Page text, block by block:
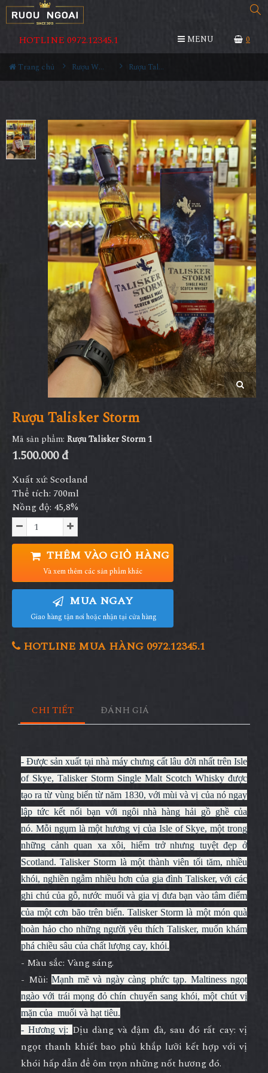
0
HOTLINE 0972.12345.1 MENU
Trang chủ Rượu Whisky Rượu Talisker Storm
Rượu Talisker Storm
Mã sản phẩm: Rượu Talisker Storm 1
1.500.000 đ
Xuất xứ: Scotland
Thể tích: 700ml
Nồng độ: 45,8%
THÊM VÀO GIỎ HÀNG
Và xem thêm các sản phẩm khác
MUA NGAY
Giao hàng tận nơi hoặc nhận tại cửa hàng
HOTLINE MUA HÀNG 0972.12345.1
CHI TIẾT ĐÁNH GIÁ
- Được sản xuất tại nhà máy chưng cất lâu đời nhất trên Isle
of Skye, Talisker Storm Single Malt Scotch Whisky được
tạo ra từ vùng biển từ năm 1830, với mùi và vị của nó ngay
lập tức kết nối bạn với ngôi nhà hàng hải gồ ghề của
nó. Mỗi ngụm là một hương vị của Isle of Skye, một trong
những cảnh quan xa xôi, hiểm trở nhưng tuyệt đẹp ở
Scotland.Talisker Storm là một thành viên tối tăm, nhiều
khói, nghiền ngẫm nhiều hơn của gia đình Talisker, với các
ghi chú của gỗ, nước muối và gia vị đưa bạn vào tâm điểm
của một cơn bão trên biển.Talisker Storm là một món quà
hoàn hảo cho những người yêu thích Talisker, muốn khám
phá chiều sâu của chất lượng cay, khói.
- Màu sắc: Vàng sáng.
- Mũi: Mạnh mẽ và ngày càng phức tạp. Maltiness ngọt
ngào với trái mọng đỏ chín chuyển sang khói, một chút vị
mặn của muối và hạt tiêu.
- Hương vị: Dịu dàng và đậm đà, sau đó rất cay: vị
ngọt thanh khiết bao phủ khắp lưỡi kết hợp với vị
khói hấp dẫn để ôm trọn những nốt hương đó.